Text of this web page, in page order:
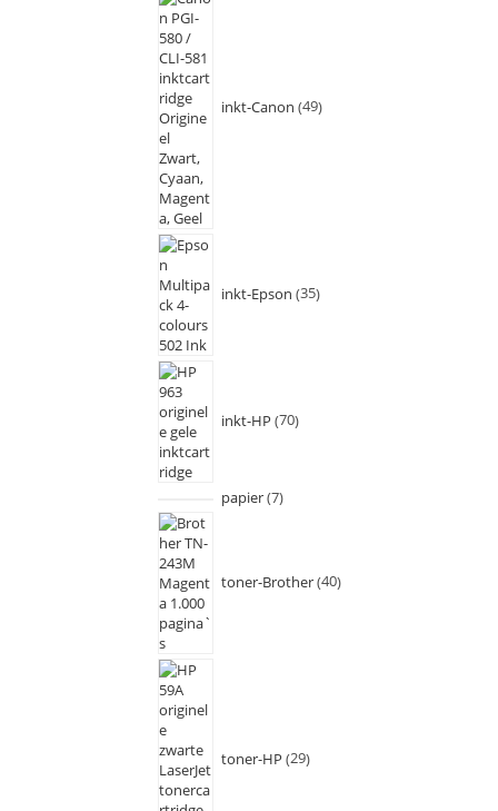
inkt-Canon 49
inkt-Epson 35
inkt-HP 70
papier 7
toner-Brother 40
toner-HP 29